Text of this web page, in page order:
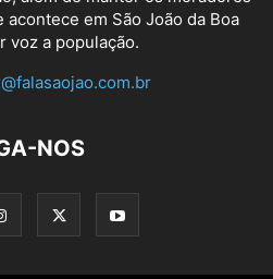
em São João da Boa
voz a população.
NOS